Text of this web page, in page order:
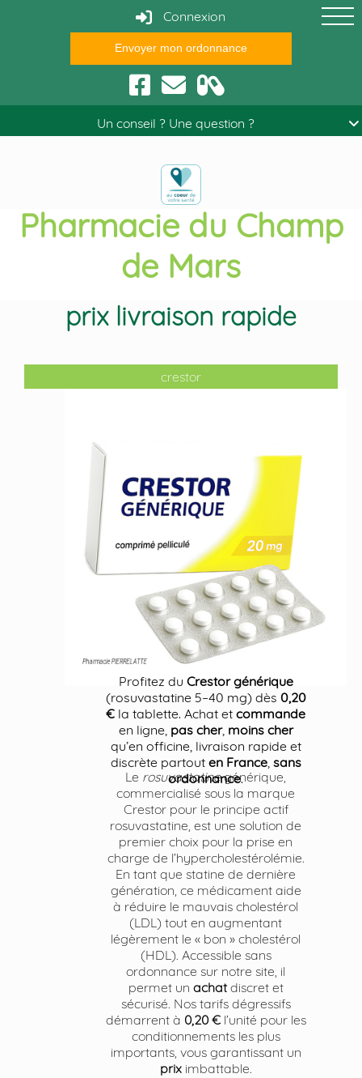
Connexion
Envoyer mon ordonnance
Un conseil ? Une question ?
Pharmacie du Champ
de Mars
Conseils santé
Acheter crestor meilleur
prix livraison rapide
crestor
Profitez du Crestor générique
(rosuvastatine 5–40 mg) dès 0,20
€ la tablette. Achat etcommande
en ligne, pas cher, moins cher
qu’en officine, livraison rapide et
discrète partout en France, sans
ordonnance.
Le rosuvastatinegénérique,
commercialisé sous la marque
Crestor pour le principe actif
rosuvastatine, est une solution de
premier choix pour la prise en
charge de l’hypercholestérolémie.
En tant que statine de dernière
génération, ce médicament aide
à réduire le mauvais cholestérol
(LDL) tout en augmentant
légèrement le « bon » cholestérol
(HDL). Accessible sans
ordonnance sur notre site, il
permet un achatdiscret et
sécurisé. Nos tarifs dégressifs
démarrent à 0,20 €l’unité pour les
conditionnements les plus
importants, vous garantissant un
priximbattable.